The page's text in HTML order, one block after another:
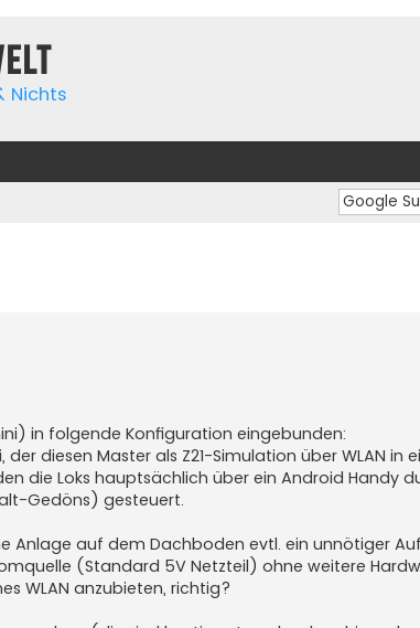
Nichts
in folgende Konfiguration eingebunden:
diesen Master als Z21-Simulation über WLAN in
die Loks hauptsächlich über ein Android Handy
Gedöns) gesteuert.
Anlage auf dem Dachboden evtl. ein unnötiger
(Standard 5V Netzteil) ohne weitere
WLAN anzubieten, richtig?